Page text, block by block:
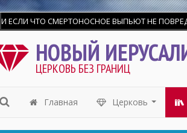
И ЕСЛИ ЧТО СМЕРТОНОСНОЕ ВЫПЬЮТ НЕ ПОВРЕДИТ
Мир всем любящим Господа и Спасителя
НОВЫЙ
ЦЕРКОВЬ БЕЗ ГРАНИЦ
Главная Церковь